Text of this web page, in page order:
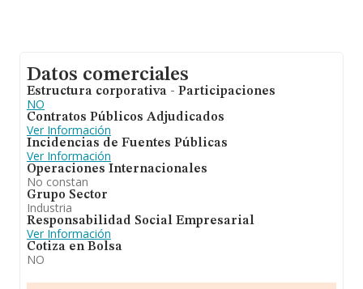
Datos comerciales
Estructura corporativa - Participaciones
NO
Contratos Públicos Adjudicados
Ver Información
Incidencias de Fuentes Públicas
Ver Información
Operaciones Internacionales
No constan
Grupo Sector
Industria
Responsabilidad Social Empresarial
Ver Información
Cotiza en Bolsa
NO